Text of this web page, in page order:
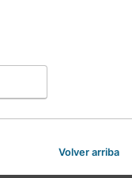
Volver arriba